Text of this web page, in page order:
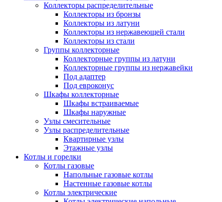
Коллекторы распределительные
Коллекторы из бронзы
Коллекторы из латуни
Коллекторы из нержавеющей стали
Коллекторы из стали
Группы коллекторные
Коллекторные группы из латуни
Коллекторные группы из нержавейки
Под адаптер
Под евроконус
Шкафы коллекторные
Шкафы встраиваемые
Шкафы наружные
Узлы смесительные
Узлы распределительные
Квартирные узлы
Этажные узлы
Котлы и горелки
Котлы газовые
Напольные газовые котлы
Настенные газовые котлы
Котлы электрические